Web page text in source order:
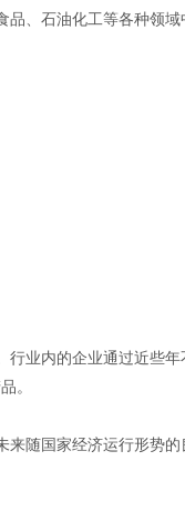
、石油化工等各种领
业内的企业通过近些
。
随国家经济运行形势